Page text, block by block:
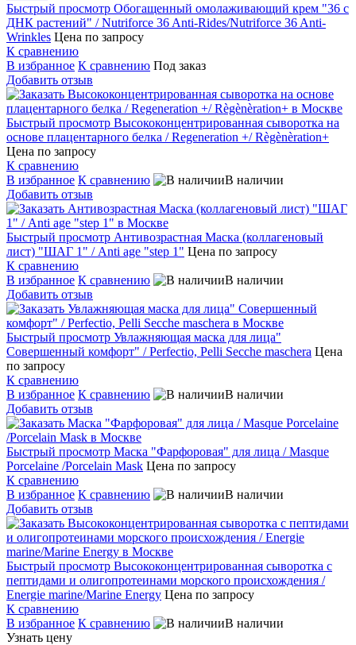
Быстрый просмотр Обогащенный омолаживающий крем "36 c
ДНК растений" / Nutriforce 36 Anti-Rides/Nutriforce 36 Anti-
Wrinkles Цена по запросу
К сравнению
В избранное К сравнению Под заказ
Добавить отзыв
Быстрый просмотр Высококонцентрированная сыворотка на
основе плацентарного белка / Regeneration +/ Règènèration+
Цена по запросу
К сравнению
В избранное К сравнению
В наличии
Добавить отзыв
Быстрый просмотр Антивозрастная Маска (коллагеновый
лист) "ШАГ 1" / Anti age "step 1" Цена по запросу
К сравнению
В избранное К сравнению
В наличии
Добавить отзыв
Быстрый просмотр Увлажняющая маска для лица"
Совершенный комфорт" / Perfectio, Pelli Secche maschera Цена
по запросу
К сравнению
В избранное К сравнению
В наличии
Добавить отзыв
Быстрый просмотр Маска "Фарфоровая" для лица / Masque
Porcelaine /Porcelain Mask Цена по запросу
К сравнению
В избранное К сравнению
В наличии
Добавить отзыв
Быстрый просмотр Высококонцентрированная сыворотка с
пептидами и олигопротеинами морского происхождения /
Energie marine/Marine Energy Цена по запросу
К сравнению
В избранное К сравнению
В наличии
Узнать цену